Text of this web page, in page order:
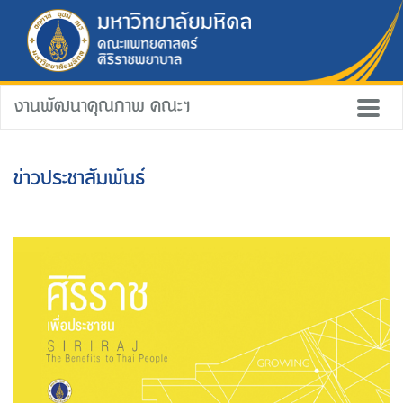
งานพัฒนาคุณภาพ คณะฯ
ข่าวประชาสัมพันธ์